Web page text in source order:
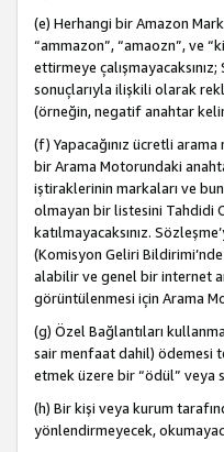
(e) Herhangi bir Amazon
“ammazon”, “amaozn”, ve
ettirmeye
sonuçlarıyla ilişkili olarak
(örneğin, negatif anahtar
(f) Yapacağınız ücretli
bir Arama Motorundaki
iştiraklerinin markaları ve
olmayan bir listesini Tahdidi
katılmayacaksınız.
(Komisyon Geliri
alabilir ve genel bir internet
görüntülenmesi için Arama
(g) Özel Bağlantıları
sair menfaat dahil) ödemesi
etmek üzere bir “ödül” veya
(h) Bir kişi veya kurum
yönlendirmeyecek,